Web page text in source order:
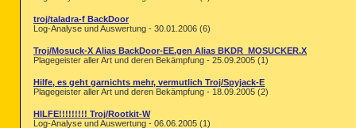
troj/taladra-f BackDoor
Log-Analyse und Auswertung - 30.01.2006 (6)
Troj/Mosuck-X Alias BackDoor-EE.gen Alias BKDR_MOSUCKER.X
Plagegeister aller Art und deren Bekämpfung - 25.09.2005 (1)
Hilfe, es geht garnichts mehr, vermutlich Troj/Spyjack-E
Plagegeister aller Art und deren Bekämpfung - 18.09.2005 (2)
HILFE!!!!!!!!! Troj/Rootkit-W
Log-Analyse und Auswertung - 06.06.2005 (1)